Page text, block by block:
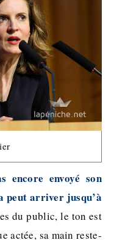
encore envoyé son
peut arriver jusqu’à
du public, le ton est
actée, sa main reste-